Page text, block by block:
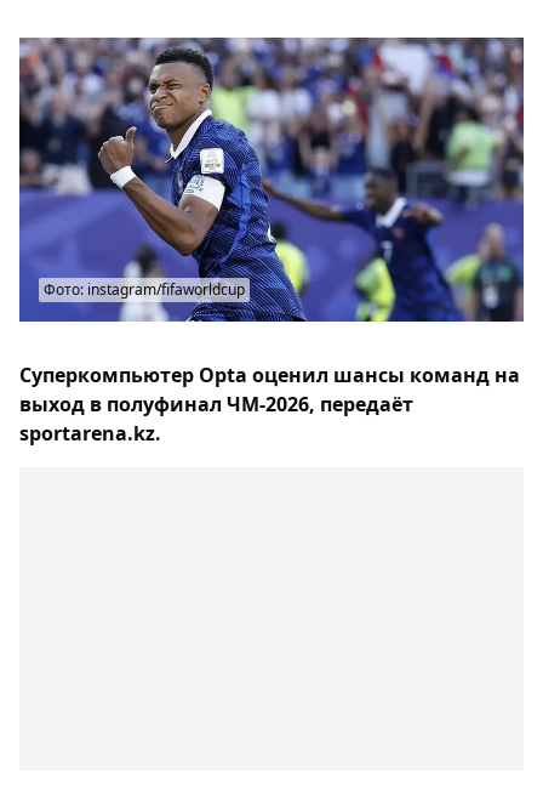
Фото: instagram/fifaworldcup
Суперкомпьютер Opta оценил шансы команд на
выход в полуфинал ЧМ-2026, передаёт
sportarena.kz.